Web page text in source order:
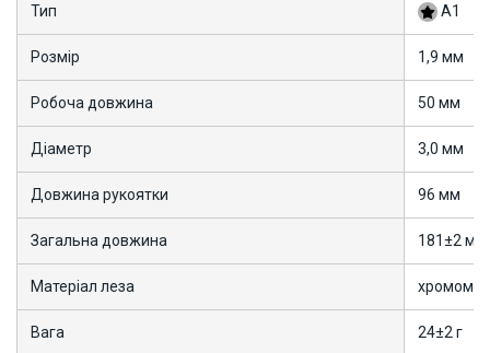
Тип A1
Розмір 1,9 мм
Робоча довжина 50 мм
Діаметр 3,0 мм
Довжина рукоятки 96 мм
Загальна довжина 181±2 мм
Матеріал леза
Вага 24±2 г